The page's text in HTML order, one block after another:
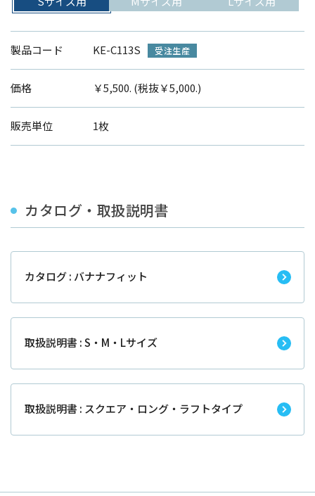
製品コード KE-C113S 受注生産
価格 ￥5,500. (税抜￥5,000.)
販売単位 1枚
カタログ・取扱説明書
カタログ : バナナフィット
取扱説明書 : S・M・Lサイズ
取扱説明書 : スクエア・ロング・ラフトタイプ